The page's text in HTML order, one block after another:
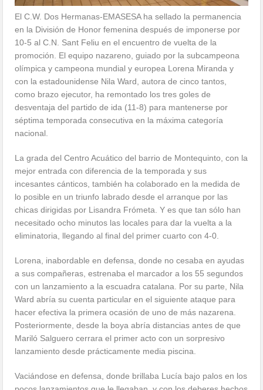
El C.W. Dos Hermanas-EMASESA ha sellado la permanencia
en la División de Honor femenina después de imponerse por
10-5 al C.N. Sant Feliu en el encuentro de vuelta de la
promoción. El equipo nazareno, guiado por la subcampeona
olímpica y campeona mundial y europea Lorena Miranda y
con la estadounidense Nila Ward, autora de cinco tantos,
como brazo ejecutor, ha remontado los tres goles de
desventaja del partido de ida (11-8) para mantenerse por
séptima temporada consecutiva en la máxima categoría
nacional.
La grada del Centro Acuático del barrio de Montequinto, con la
mejor entrada con diferencia de la temporada y sus
incesantes cánticos, también ha colaborado en la medida de
lo posible en un triunfo labrado desde el arranque por las
chicas dirigidas por Lisandra Frómeta. Y es que tan sólo han
necesitado ocho minutos las locales para dar la vuelta a la
eliminatoria, llegando al final del primer cuarto con 4-0.
Lorena, inabordable en defensa, donde no cesaba en ayudas
a sus compañeras, estrenaba el marcador a los 55 segundos
con un lanzamiento a la escuadra catalana. Por su parte, Nila
Ward abría su cuenta particular en el siguiente ataque para
hacer efectiva la primera ocasión de uno de más nazarena.
Posteriormente, desde la boya abría distancias antes de que
Mariló Salguero cerrara el primer acto con un sorpresivo
lanzamiento desde prácticamente media piscina.
Vaciándose en defensa, donde brillaba Lucía bajo palos en los